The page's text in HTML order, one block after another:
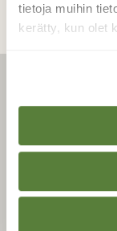
tietoja muihin
kerätty, kun olet